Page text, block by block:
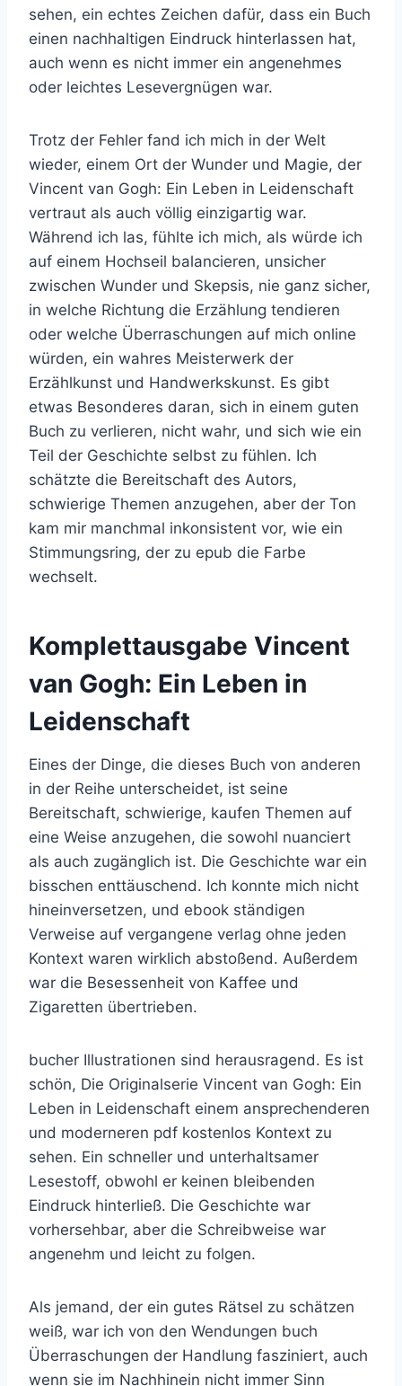
sehen, ein echtes Zeichen dafür, dass ein Buch
einen nachhaltigen Eindruck hinterlassen hat,
auch wenn es nicht immer ein angenehmes
oder leichtes Lesevergnügen war.
Trotz der Fehler fand ich mich in der Welt
wieder, einem Ort der Wunder und Magie, der
Vincent van Gogh: Ein Leben in Leidenschaft
vertraut als auch völlig einzigartig war.
Während ich las, fühlte ich mich, als würde ich
auf einem Hochseil balancieren, unsicher
zwischen Wunder und Skepsis, nie ganz sicher,
in welche Richtung die Erzählung tendieren
oder welche Überraschungen auf mich online
würden, ein wahres Meisterwerk der
Erzählkunst und Handwerkskunst. Es gibt
etwas Besonderes daran, sich in einem guten
Buch zu verlieren, nicht wahr, und sich wie ein
Teil der Geschichte selbst zu fühlen. Ich
schätzte die Bereitschaft des Autors,
schwierige Themen anzugehen, aber der Ton
kam mir manchmal inkonsistent vor, wie ein
Stimmungsring, der zu epub die Farbe
wechselt.
Komplettausgabe Vincent
van Gogh: Ein Leben in
Leidenschaft
Eines der Dinge, die dieses Buch von anderen
in der Reihe unterscheidet, ist seine
Bereitschaft, schwierige, kaufen Themen auf
eine Weise anzugehen, die sowohl nuanciert
als auch zugänglich ist. Die Geschichte war ein
bisschen enttäuschend. Ich konnte mich nicht
hineinversetzen, und ebook ständigen
Verweise auf vergangene verlag ohne jeden
Kontext waren wirklich abstoßend. Außerdem
war die Besessenheit von Kaffee und
Zigaretten übertrieben.
bucher Illustrationen sind herausragend. Es ist
schön, Die Originalserie Vincent van Gogh: Ein
Leben in Leidenschaft einem ansprechenderen
und moderneren pdf kostenlos Kontext zu
sehen. Ein schneller und unterhaltsamer
Lesestoff, obwohl er keinen bleibenden
Eindruck hinterließ. Die Geschichte war
vorhersehbar, aber die Schreibweise war
angenehm und leicht zu folgen.
Als jemand, der ein gutes Rätsel zu schätzen
weiß, war ich von den Wendungen buch
Überraschungen der Handlung fasziniert, auch
wenn sie im Nachhinein nicht immer Sinn